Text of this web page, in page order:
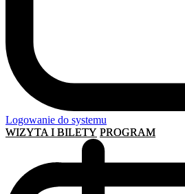
Logowanie do systemu
WIZYTA I BILETY PROGRAM